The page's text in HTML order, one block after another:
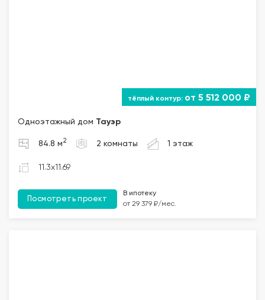
от 5 512 000 ₽
Одноэтажный дом Тауэр
84.8 м 2 2 комнаты 1 этаж
11.3x11.69
Посмотреть проект
В ипотеку
от 29 379 ₽/мес.